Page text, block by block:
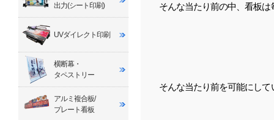
そんな当たり前の中、看板
そんな当たり前を可能にし
出力(シート印刷)
UVダイレクト印刷
横断幕・
タペストリー
アルミ複合板/
プレート看板